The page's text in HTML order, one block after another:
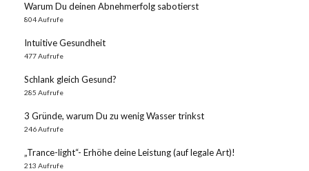
Warum Du deinen Abnehmerfolg sabotierst
804 Aufrufe
Intuitive Gesundheit
477 Aufrufe
Schlank gleich Gesund?
285 Aufrufe
3 Gründe, warum Du zu wenig Wasser trinkst
246 Aufrufe
„Trance-light“- Erhöhe deine Leistung (auf legale Art)!
213 Aufrufe